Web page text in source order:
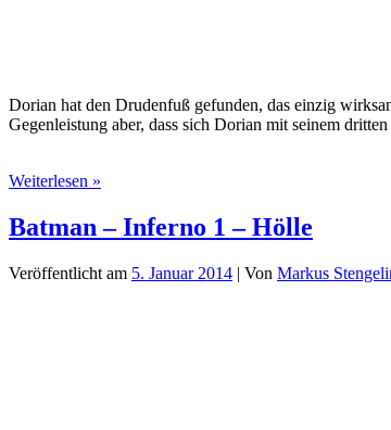
Dorian hat den Drudenfuß gefunden, das einzig
Gegenleistung aber, dass sich Dorian mit seinem
Weiterlesen »
(25)
–
Masken
Batman – Inferno 1 – Hölle
Veröffentlicht am 5. Januar 2014 | Von Markus